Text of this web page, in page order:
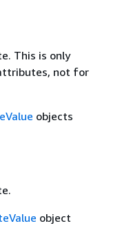
This is only
not for
objects
object